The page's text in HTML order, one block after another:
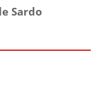
Sardo